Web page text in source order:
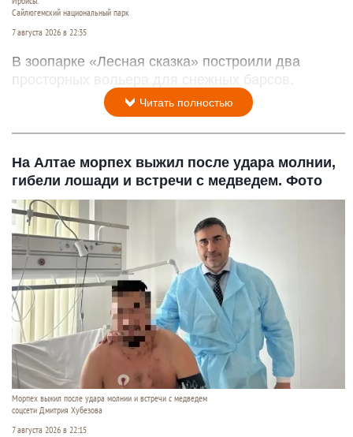
Сайлюгемский национальный парк
7 августа 2026 в 22:35
В зоопарке «Лесная сказка» построили два
просторных вольера для снежных барсов.
Читать полностью
На Алтае морпех выжил после удара молнии,
гибели лошади и встречи с медведем. Фото
Морпех выжил после удара молнии и встречи с медведем
соцсети Дмитрия Хубезова
7 августа 2026 в 22:15